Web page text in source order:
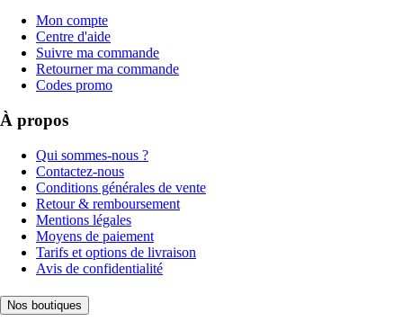
Mon compte
Centre d'aide
Suivre ma commande
Retourner ma commande
Codes promo
À propos
Qui sommes-nous ?
Contactez-nous
Conditions générales de vente
Retour & remboursement
Mentions légales
Moyens de paiement
Tarifs et options de livraison
Avis de confidentialité
Nos boutiques